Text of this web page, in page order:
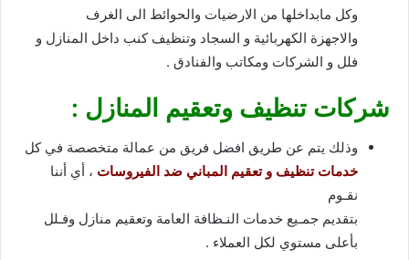
وكل مابداخلها من الارضيات والحوائط الى الغرف
والاجهزة الكهربائية و السجاد وتنظيف كنب داخل المنازل و
فلل و الشركات ومكاتب والفنادق .
شركات تنظيف وتعقيم المنازل :
وذلك يتم عن طريق افضل فريق من عمالة متخصصة في كل
خدمات تنظيف و تعقيم المباني ضد الفيروسات ، أي أننا
نقـوم
بتقديم جمـيع خدمات النـظافة العامة وتعقيم منازل وفـلل
بأعلى مستوي لكل العملاء .